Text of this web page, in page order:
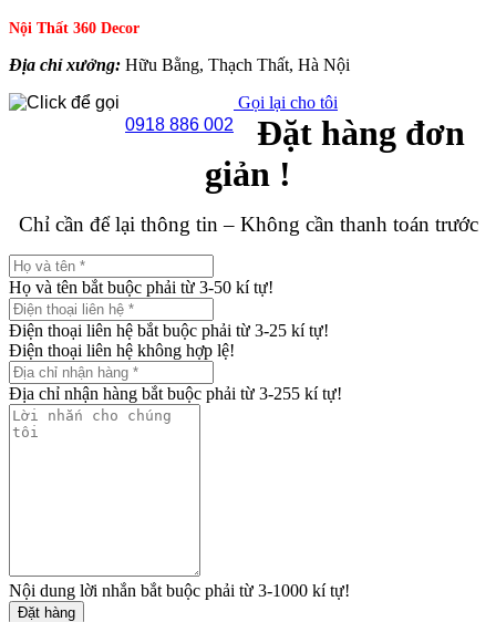
Nội Thất 360 Decor
Địa chỉ xưởng: Hữu Bằng, Thạch Thất, Hà Nội
0918 886 002
Gọi lại cho tôi
Đặt hàng đơn
giản !
Chỉ cần để lại thông tin – Không cần thanh toán trước
Họ và tên bắt buộc phải từ 3-50 kí tự!
Điện thoại liên hệ bắt buộc phải từ 3-25 kí tự!
Điện thoại liên hệ không hợp lệ!
Địa chỉ nhận hàng bắt buộc phải từ 3-255 kí tự!
Nội dung lời nhắn bắt buộc phải từ 3-1000 kí tự!
Đặt hàng